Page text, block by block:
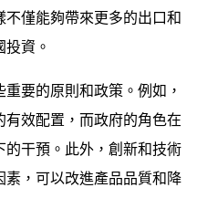
僅能夠帶來更多的出口和
資。
要的原則和政策。例如，
效配置，而政府的角色在
干預。此外，創新和技術
，可以改進產品品質和降